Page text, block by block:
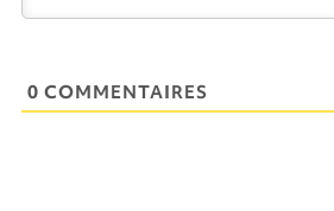
0 COMMENTAIRES